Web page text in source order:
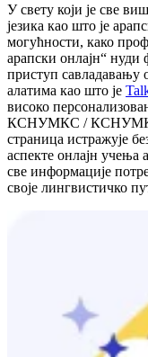
У свету који је све
језика као што је
могућности, како
арапски онлајн“ нуди
приступ савладавању
алатима као што је
високо
КСНУМКС / КСНУМКС
страница истражује
аспекте онлајн учења
све информације
своје лингвистичко